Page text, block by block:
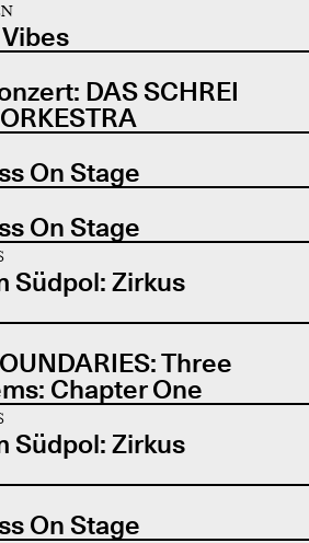
DAS SCHREI
On Stage
On Stage
Südpol: Zirkus
Three
Chapter One
Südpol: Zirkus
On Stage